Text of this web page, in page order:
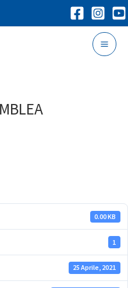
0.00 KB
1
25 Aprile, 2021